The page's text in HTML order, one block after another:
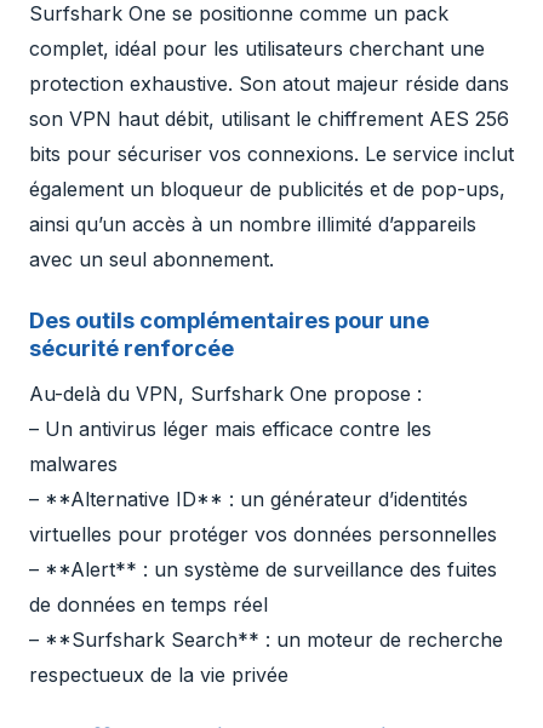
Surfshark One se positionne comme un pack
complet, idéal pour les utilisateurs cherchant une
protection exhaustive. Son atout majeur réside dans
son VPN haut débit, utilisant le chiffrement AES 256
bits pour sécuriser vos connexions. Le service inclut
également un bloqueur de publicités et de pop-ups,
ainsi qu’un accès à un nombre illimité d’appareils
avec un seul abonnement.
Des outils complémentaires pour une
sécurité renforcée
Au-delà du VPN, Surfshark One propose :
– Un antivirus léger mais efficace contre les
malwares
– **Alternative ID** : un générateur d’identités
virtuelles pour protéger vos données personnelles
– **Alert** : un système de surveillance des fuites
de données en temps réel
– **Surfshark Search** : un moteur de recherche
respectueux de la vie privée